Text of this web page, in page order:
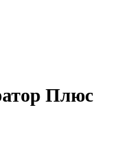
Плюс